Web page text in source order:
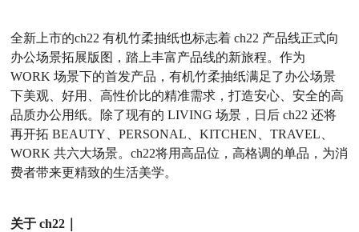
全新上市的ch22 有机竹柔抽纸也标志着 ch22 产品线正式向
办公场景拓展版图，踏上丰富产品线的新旅程。作为
WORK 场景下的首发产品，有机竹柔抽纸满足了办公场景
下美观、好用、高性价比的精准需求，打造安心、安全的高
品质办公用纸。 除了现有的 LIVING 场景，日后 ch22 还将
再开拓 BEAUTY、PERSONAL、KITCHEN、TRAVEL、
WORK 共六大场景。ch22将用高品位，高格调的单品，为消
费者带来更精致的生活美学。
关于 ch22｜